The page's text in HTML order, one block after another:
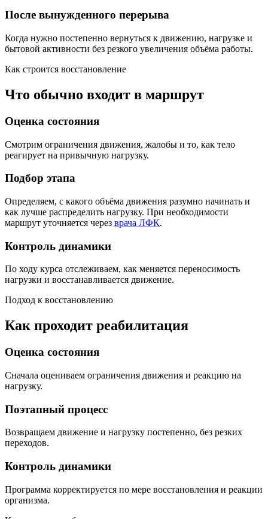
После вынужденного перерыва
Когда нужно постепенно вернуться к движению, нагрузке и
бытовой активности без резкого увеличения объёма работы.
Как строится восстановление
Что обычно входит в маршрут
Оценка состояния
Смотрим ограничения движения, жалобы и то, как тело
реагирует на привычную нагрузку.
Подбор этапа
Определяем, с какого объёма движения разумно начинать и
как лучше распределить нагрузку. При необходимости
маршрут уточняется через врача ЛФК.
Контроль динамики
По ходу курса отслеживаем, как меняется переносимость
нагрузки и восстанавливается движение.
Подход к восстановлению
Как проходит реабилитация
Оценка состояния
Сначала оцениваем ограничения движения и реакцию на
нагрузку.
Поэтапный процесс
Возвращаем движение и нагрузку постепенно, без резких
переходов.
Контроль динамики
Программа корректируется по мере восстановления и реакции
организма.